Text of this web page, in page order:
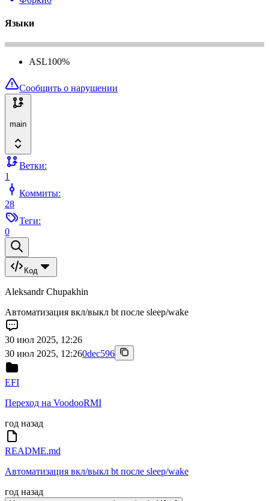
Языки
ASL100%
Сообщить о нарушении
main
Ветки:
1
Коммиты:
28
Теги:
0
Код
Aleksandr Chupakhin
Автоматизация вкл/выкл bt после sleep/wake
30 июл 2025, 12:26
30 июл 2025, 12:260dec596
EFI
Переход на VoodooRMI
год назад
README.md
Автоматизация вкл/выкл bt после sleep/wake
год назад